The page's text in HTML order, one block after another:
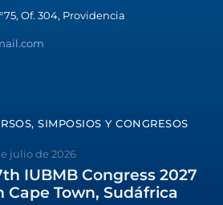
Of. 304, Providencia
SIMPOSIOS Y CONGRESOS
julio de 2026
IUBMB Congress 2027
Cape Town, Sudáfrica